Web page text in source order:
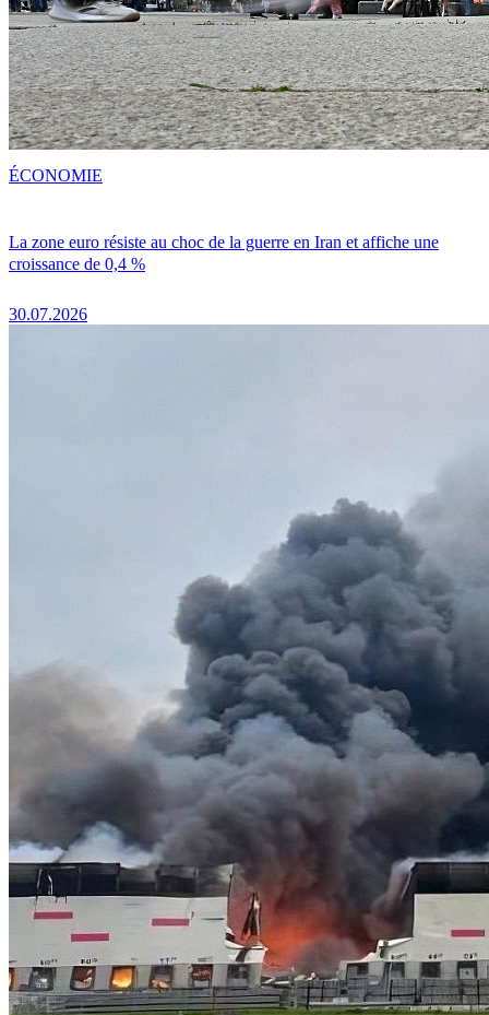
La zone euro résiste au choc de la guerre en Iran et affiche une
croissance de 0,4 %
30.07.2026
ÉCONOMIE